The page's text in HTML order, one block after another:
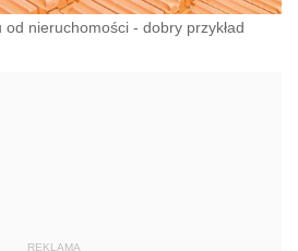
nieruchomości - dobry przykład